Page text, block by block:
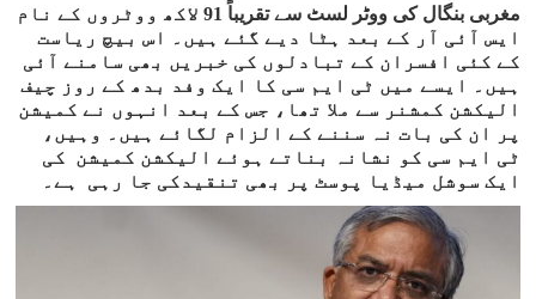
مغربی بنگال کی ووٹر لسٹ سے تقریباً 91 لاکھ ووٹروں کے نام
ایس آئی آر کے بعد ہٹا دیے گئے ہیں۔ اس بیچ ریاست
کے کئی افسران کے تبادلوں کی خبریں بھی سامنے آئی
ہیں۔ ایسے میں ٹی ایم سی کا ایک وفد بدھ کے روز چیف
الیکشن کمشنر سے ملا تھا، جس کے بعد انہوں نے کمیشن
پر ان کی بات نہ سننے کے الزام لگائے ہیں۔ وہیں،
ٹی ایم سی کو نشانہ بناتے ہوئے الیکشن کمیشن کی
ایک سوشل میڈیا پوسٹ پر بھی تنقیدکی جا رہی ہے۔